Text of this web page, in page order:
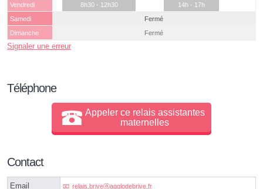
Vendredi
8h30 - 12h30
14h - 17h
Samedi
Fermé
Dimanche
Fermé
Signaler une erreur
Téléphone
Appeler ce relais assistantes
maternelles
Contact
Email relais.briveⓐagglodebrive.fr